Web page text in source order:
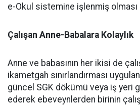
e-Okul sistemine işlenmiş olması
Çalışan Anne-Babalara Kolaylık
Anne ve babasının her ikisi de
ikametgah sınırlandırması
güncel SGK dökümü veya iş yeri
ederek ebeveynlerden birinin